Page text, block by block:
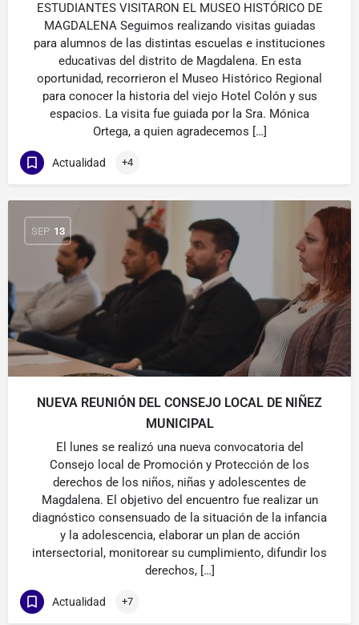
ESTUDIANTES VISITARON EL MUSEO HISTÓRICO DE
MAGDALENA Seguimos realizando visitas guiadas
para alumnos de las distintas escuelas e instituciones
educativas del distrito de Magdalena. En esta
oportunidad, recorrieron el Museo Histórico Regional
para conocer la historia del viejo Hotel Colón y sus
espacios. La visita fue guiada por la Sra. Mónica
Ortega, a quien agradecemos […]
Actualidad +4
SEP 13
NUEVA REUNIÓN DEL CONSEJO LOCAL DE NIÑEZ
MUNICIPAL
El lunes se realizó una nueva convocatoria del
Consejo local de Promoción y Protección de los
derechos de los niños, niñas y adolescentes de
Magdalena. El objetivo del encuentro fue realizar un
diagnóstico consensuado de la situación de la infancia
y la adolescencia, elaborar un plan de acción
intersectorial, monitorear su cumplimiento, difundir los
derechos, […]
Actualidad +7